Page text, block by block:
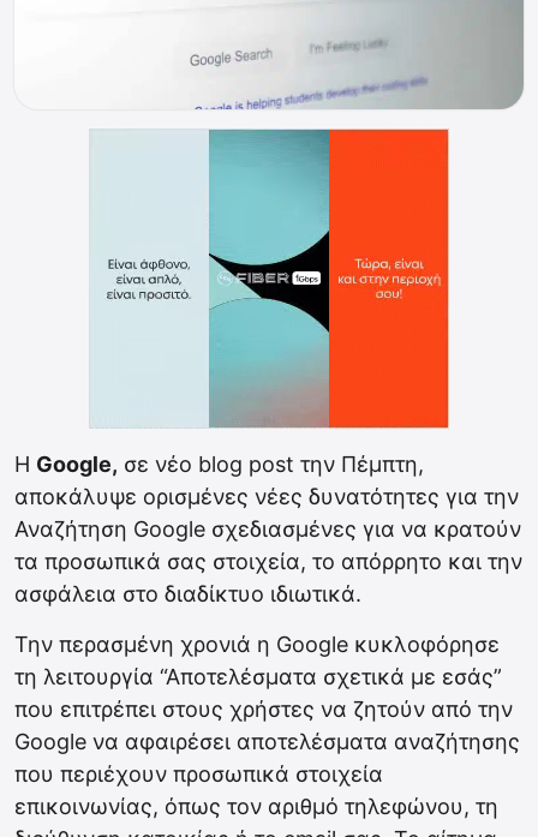
Η Google, σε νέο blog post την Πέμπτη,
αποκάλυψε ορισμένες νέες δυνατότητες για την
Αναζήτηση Google σχεδιασμένες για να κρατούν
τα προσωπικά σας στοιχεία, το απόρρητο και την
ασφάλεια στο διαδίκτυο ιδιωτικά.
Την περασμένη χρονιά η Google κυκλοφόρησε
τη λειτουργία “Αποτελέσματα σχετικά με εσάς”
που επιτρέπει στους χρήστες να ζητούν από την
Google να αφαιρέσει αποτελέσματα αναζήτησης
που περιέχουν προσωπικά στοιχεία
επικοινωνίας, όπως τον αριθμό τηλεφώνου, τη